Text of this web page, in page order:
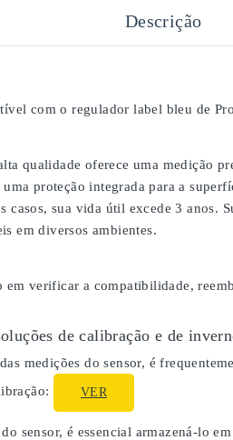
Descrição
com o regulador label bleu de
qualidade oferece uma medição
proteção integrada para a
casos, sua vida útil excede 3 anos.
em diversos ambientes.
em verificar a compatibilidade,
de calibração e de
medições do sensor, é
VER
sensor, é essencial armazená-lo